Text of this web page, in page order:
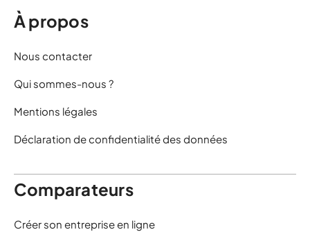
À propos
Nous contacter
Qui sommes-nous ?
Mentions légales
Déclaration de confidentialité des données
Comparateurs
Créer son entreprise en ligne